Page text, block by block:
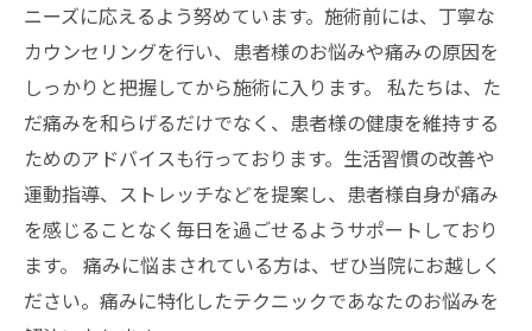
ニーズに応えるよう努めています。施術前には、丁寧な
カウンセリングを行い、患者様のお悩みや痛みの原因を
しっかりと把握してから施術に入ります。 私たちは、た
だ痛みを和らげるだけでなく、患者様の健康を維持する
ためのアドバイスも行っております。生活習慣の改善や
運動指導、ストレッチなどを提案し、患者様自身が痛み
を感じることなく毎日を過ごせるようサポートしており
ます。 痛みに悩まされている方は、ぜひ当院にお越しく
ださい。痛みに特化したテクニックであなたのお悩みを